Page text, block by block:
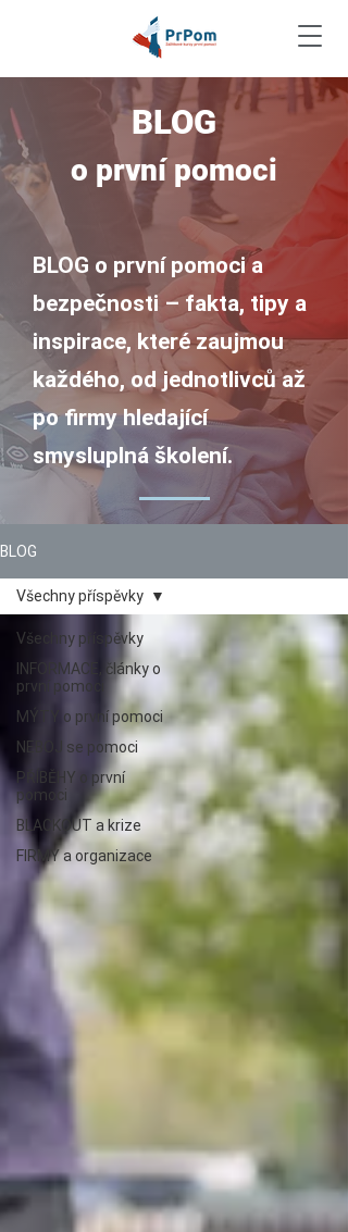
BLOG
o první pomoci
BLOG o první pomoci a
bezpečnosti – fakta, tipy a
inspirace, které zaujmou
každého, od jednotlivců až
po firmy hledající
smysluplná školení.
BLOG
Všechny příspěvky
INFORMACE, články o
první pomoci
MÝTY o první pomoci
NEBOJ se pomoci
PŘÍBĚHY o první
pomoci
BLACKOUT a krize
FIRMY a organizace
Všechny příspěvky